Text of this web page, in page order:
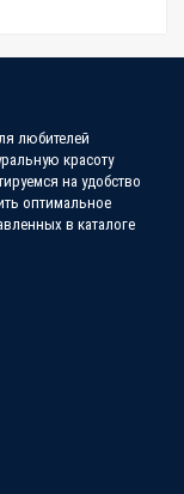
любителей
красоту
на удобство
оптимальное
в каталоге